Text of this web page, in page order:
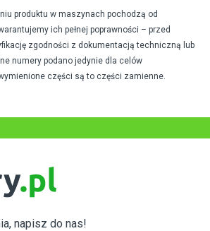
produktu w maszynach pochodzą od
ich pełnej poprawności – przed
zgodności z dokumentacją techniczną lub
numery podano jedynie dla celów
części są to części zamienne.
napisz do nas!